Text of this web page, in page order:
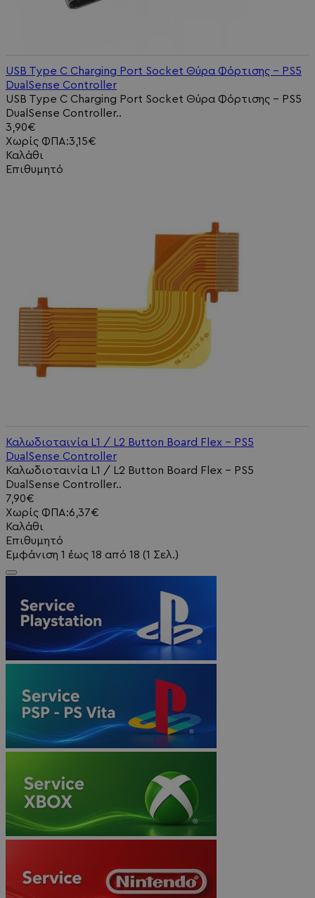
USB Type C Charging Port Socket Θύρα Φόρτισης - PS5
DualSense Controller
USB Type C Charging Port Socket Θύρα Φόρτισης - PS5
DualSense Controller..
3,90€
Χωρίς ΦΠΑ:3,15€
Καλάθι
Επιθυμητό
Καλωδιοταινία L1 / L2 Button Board Flex - PS5
DualSense Controller
Καλωδιοταινία L1 / L2 Button Board Flex - PS5
DualSense Controller..
7,90€
Χωρίς ΦΠΑ:6,37€
Καλάθι
Επιθυμητό
Εμφάνιση 1 έως 18 από 18 (1 Σελ.)